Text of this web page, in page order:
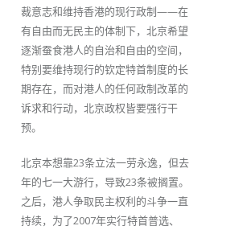
裁意志和维持香港的现行政制——在
有自由而无民主的体制下，北京希望
逐渐蚕食港人的自治和自由的空间，
特别要维持现行的钦定特首制度的长
期存在，而对港人的任何政制改革的
诉求和行动，北京政权皆要强行干
预。
北京本想靠23条立法一劳永逸，但去
年的七一大游行，导致23条被搁置。
之后，港人争取民主权利的斗争一直
持续，为了2007年实行特首普选、